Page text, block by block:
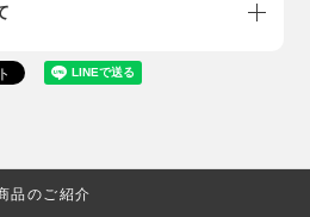
品のご紹介